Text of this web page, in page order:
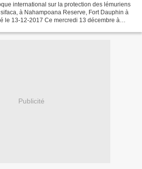
international sur la protection des lémuriens
à Nahampoana Reserve, Fort Dauphin à
le 13-12-2017 Ce mercredi 13 décembre à
Publicité